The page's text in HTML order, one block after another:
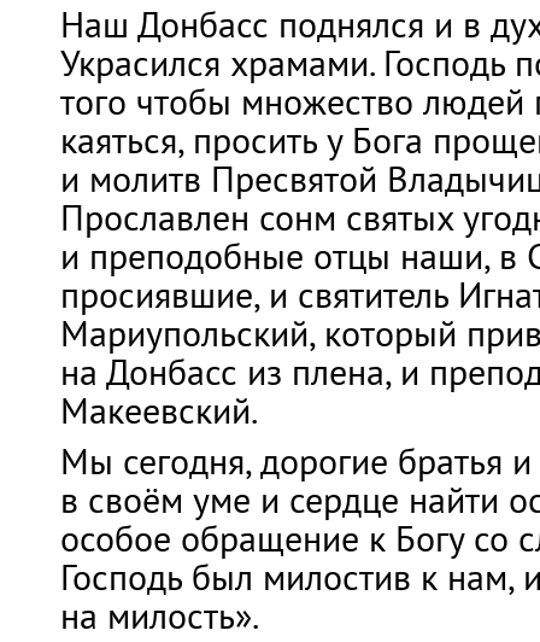
Наш Донбасс поднялся и в
Украсился храмами. Господь
того чтобы множество людей
каяться, просить у Бога
и молитв Пресвятой
Прославлен сонм святых
и преподобные отцы наши, в
просиявшие, и святитель
Мариупольский, который
на Донбасс из плена, и
Макеевский.
Мы сегодня, дорогие братья
в своём уме и сердце найти
особое обращение к Богу со
Господь был милостив к нам,
на милость».